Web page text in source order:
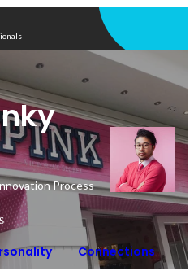
Process
Connections